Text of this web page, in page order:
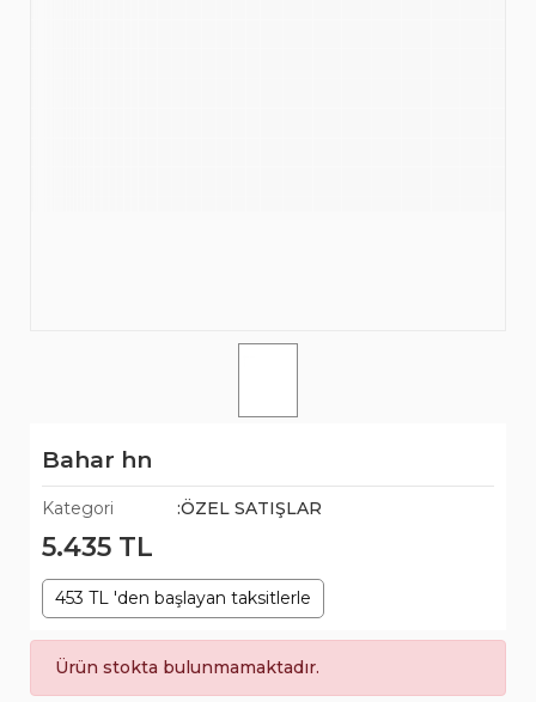
Bahar hn
Kategori :ÖZEL SATIŞLAR
5.435 TL
453 TL 'den başlayan taksitlerle
Ürün stokta bulunmamaktadır.